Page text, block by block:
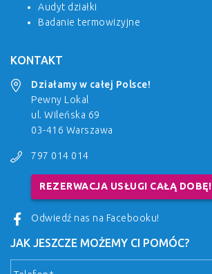
Audyt działki
Badanie termowizyjne
KONTAKT
Działamy w całej Polsce!
Pewny Lokal
ul. Wileńska 69
03-416 Warszawa
797 014 014
REZERWACJA USŁUGI CAŁĄ DOBĘ!
Odwiedź nas na Facebooku!
JAK JESZCZE MOŻEMY CI POMÓC?